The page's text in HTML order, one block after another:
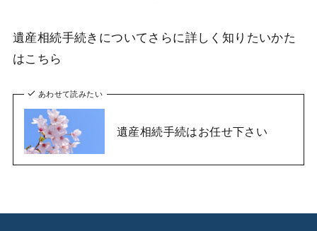
遺産相続手続きについてさらに詳しく知りたいかた
はこちら
あわせて読みたい
遺産相続手続はお任せ下さい